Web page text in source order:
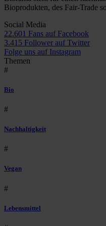
Bioprodukten, des Fair-Trade
Social Media
22.601 Fans auf Facebook
3.415 Follower auf Twitter
Folge uns auf Instagram
Themen
#
Bio
#
Nachhaltigkeit
#
Vegan
#
Lebensmittel